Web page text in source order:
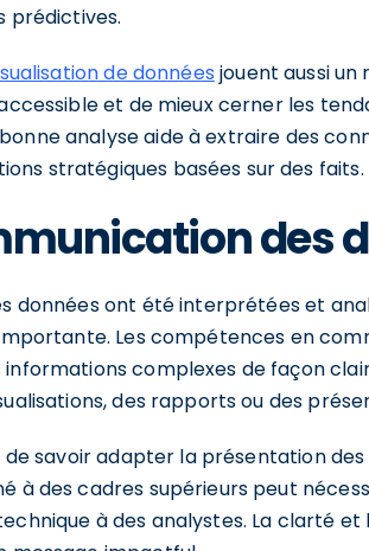
prédictives.
de données jouent aussi
et de mieux cerner les
analyse aide à extraire des
stratégiques basées sur des faits.
des
données ont été interprétées et
Les compétences en
complexes de façon
des rapports ou des
savoir adapter la présentation
à des cadres supérieurs peut
à des analystes. La clarté